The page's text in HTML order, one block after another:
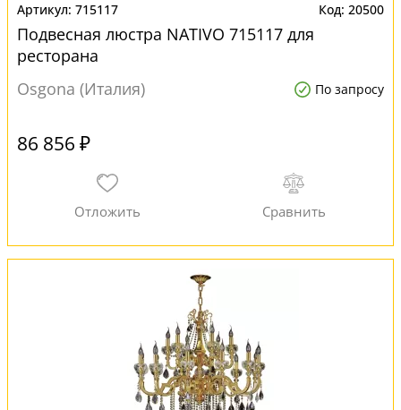
715117 20500
Подвесная люстра NATIVO 715117 для
ресторана
Osgona (Италия)
По запросу
86 856 ₽